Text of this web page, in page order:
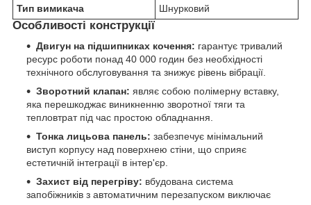
Тип вимикача Шнурковий
Особливості конструкції
Двигун на підшипниках кочення: гарантує тривалий
ресурс роботи понад 40 000 годин без необхідності
технічного обслуговування та знижує рівень вібрації.
Зворотний клапан: являє собою полімерну вставку,
яка перешкоджає виникненню зворотної тяги та
тепловтрат під час простою обладнання.
Тонка лицьова панель: забезпечує мінімальний
виступ корпусу над поверхнею стіни, що сприяє
естетичній інтеграції в інтер'єр.
Захист від перегріву: вбудована система
запобіжників з автоматичним перезапуском виключає